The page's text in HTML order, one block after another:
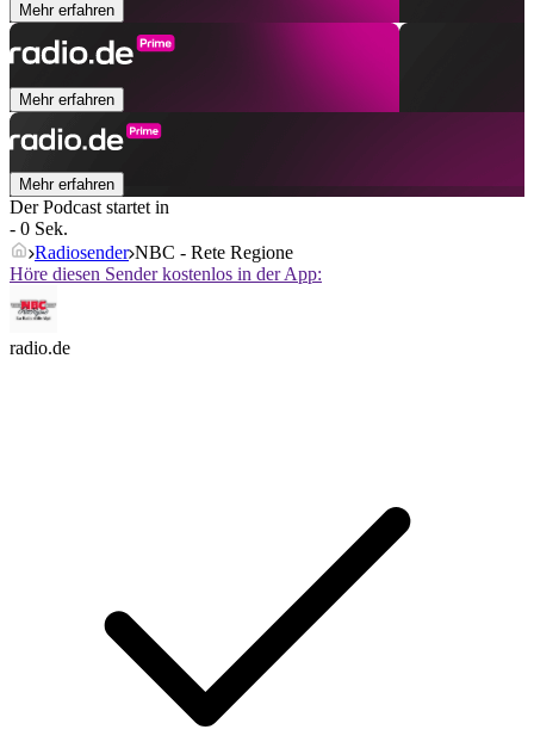
Mehr erfahren
Mehr erfahren
Mehr erfahren
Der Podcast startet in
- 0 Sek.
Radiosender NBC - Rete Regione
Höre diesen Sender kostenlos in der App:
radio.de